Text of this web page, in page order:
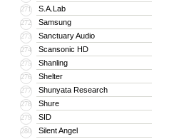
271 S.A.Lab
272 Samsung
273 Sanctuary Audio
274 Scansonic HD
275 Shanling
276 Shelter
277 Shunyata Research
278 Shure
279 SID
280 Silent Angel